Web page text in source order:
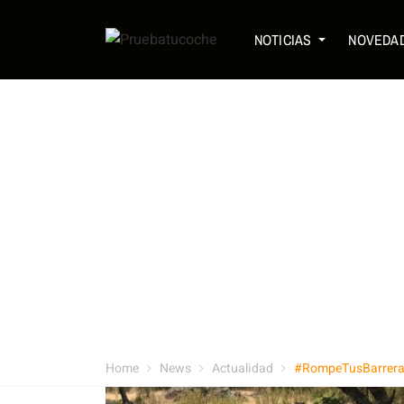
NOTICIAS
Home News Actualidad